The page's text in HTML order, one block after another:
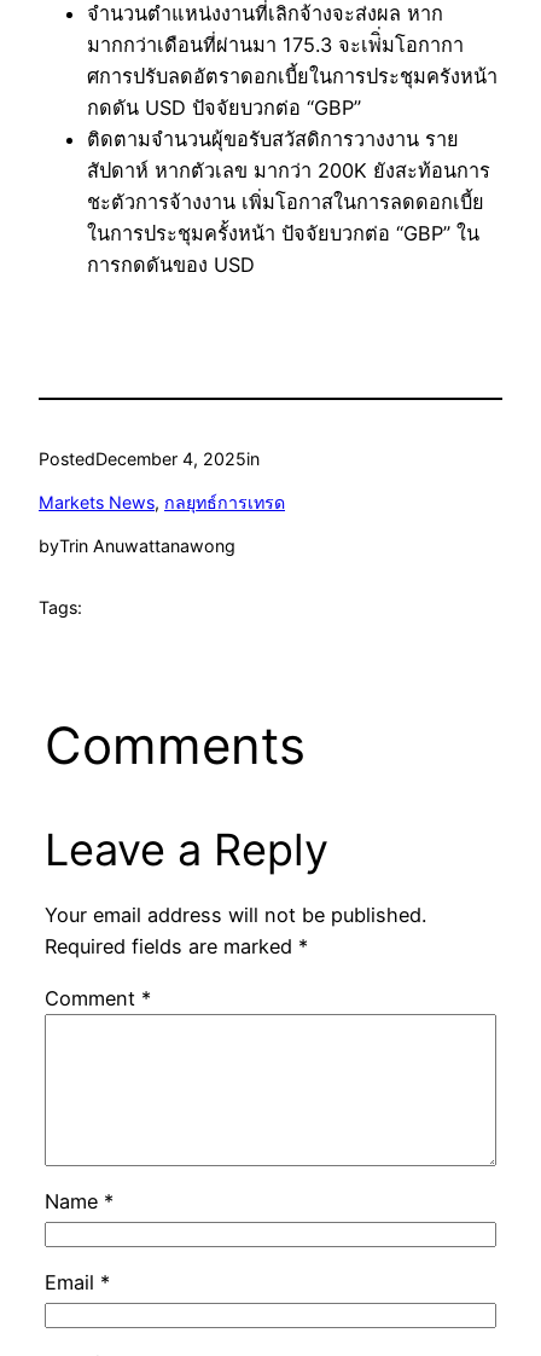
จำนวนตำแหน่งงานที่เลิกจ้างจะส่งผล หาก
มากกว่าเดือนที่ผ่านมา 175.3 จะเพ่ิ่มโอกากา
ศการปรับลดอัตราดอกเบี้ยในการประชุมครังหน้า
กดดัน USD ปัจจัยบวกต่อ “GBP”
ติดตามจำนวนผุ้ขอรับสวัสดิการวางงาน ราย
สัปดาห์ หากตัวเลข มากว่า 200K ยังสะท้อนการ
ชะตัวการจ้างงาน เพิ่มโอกาสในการลดดอกเบี้ย
ในการประชุมครั้งหน้า ปัจจัยบวกต่อ “GBP” ใน
การกดดันของ USD
PostedDecember 4, 2025in
Markets News, กลยุทธ์การเทรด
byTrin Anuwattanawong
Tags:
Comments
Leave a Reply
Your email address will not be published.
Required fields are marked *
Comment *
Name *
Email *